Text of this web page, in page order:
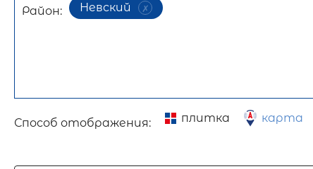
Район: Невский
Способ отображения: плитка карта